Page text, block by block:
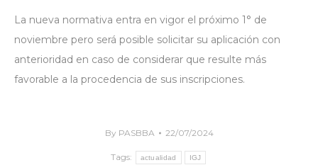
La nueva normativa entra en vigor el próximo 1° de
noviembre pero será posible solicitar su aplicación con
anterioridad en caso de considerar que resulte más
favorable a la procedencia de sus inscripciones.
By PASBBA 22/07/2024
Tags: actualidad IGJ